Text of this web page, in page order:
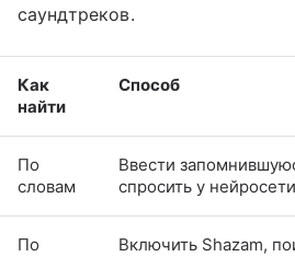
саундтреков.
Как
найти
Способ
По
словам
Ввести
спросить у нейросети
По
Включить Shazam,